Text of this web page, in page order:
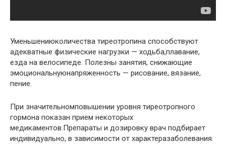
Уменьшениюколичества тиреотропина способствуют
адекватные физические нагрузки — ходьба,плавание,
езда на велосипеде. Полезны занятия, снижающие
эмоциональнуюнапряженность — рисование, вязание,
пение.
При значительномповышении уровня тиреотропного
гормона показан прием некоторых
медикаментов.Препараты и дозировку врач подбирает
индивидуально, в зависимости от характеразаболевания.